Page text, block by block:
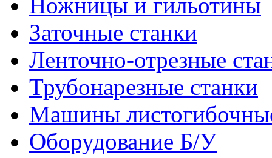
Заточные станки
Ленточно-отрезные
Трубонарезные станки
Машины
Оборудование Б/У